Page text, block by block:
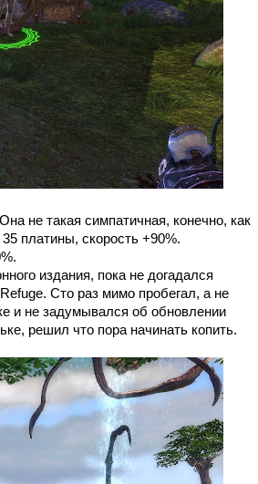
не такая симпатичная, конечно, как
платины, скорость +90%.
издания, пока не догадался
Сто раз мимо пробегал, а не
и не задумывался об обновлении
решил что пора начинать копить.